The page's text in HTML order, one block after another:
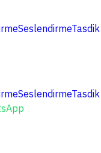
SeslendirmeTasdik
SeslendirmeTasdik